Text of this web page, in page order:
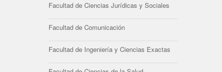
Facultad de Ciencias Jurídicas y Sociales
Facultad de Comunicación
Facultad de Ingeniería y Ciencias Exactas